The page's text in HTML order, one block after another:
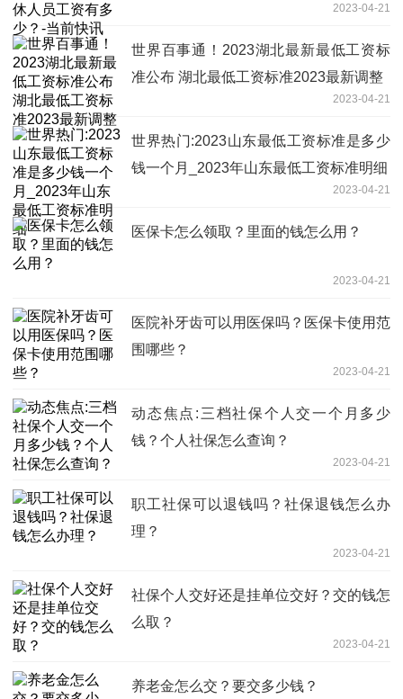
2023-04-21
世界百事通！2023湖北最新最低工资标
准公布 湖北最低工资标准2023最新调整
2023-04-21
世界热门:2023山东最低工资标准是多少
钱一个月_2023年山东最低工资标准明细
2023-04-21
医保卡怎么领取？里面的钱怎么用？
2023-04-21
医院补牙齿可以用医保吗？医保卡使用范
围哪些？
2023-04-21
动态焦点:三档社保个人交一个月多少
钱？个人社保怎么查询？
2023-04-21
职工社保可以退钱吗？社保退钱怎么办
理？
2023-04-21
社保个人交好还是挂单位交好？交的钱怎
么取？
2023-04-21
养老金怎么交？要交多少钱？